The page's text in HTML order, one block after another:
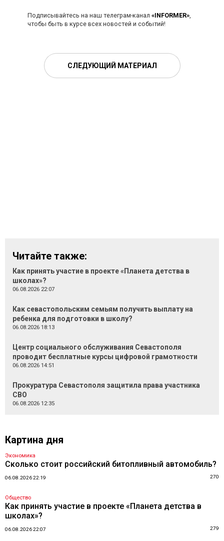
Подписывайтесь на наш телеграм-канал «INFORMER»,
чтобы быть в курсе всех новостей и событий!
СЛЕДУЮЩИЙ МАТЕРИАЛ
Читайте также:
Как принять участие в проекте «Планета детства в
школах»?
06.08.2026 22:07
Как севастопольским семьям получить выплату на
ребенка для подготовки в школу?
06.08.2026 18:13
Центр социального обслуживания Севастополя
проводит бесплатные курсы цифровой грамотности
06.08.2026 14:51
Прокуратура Севастополя защитила права участника
СВО
06.08.2026 12:35
Картина дня
Экономика
Сколько стоит российский битопливный автомобиль?
06.08.2026 22:19 270
Общество
Как принять участие в проекте «Планета детства в
школах»?
06.08.2026 22:07 279